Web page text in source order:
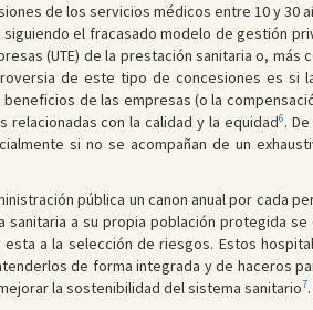
de los servicios médicos entre 10 y
el fracasado modelo de gestión
(UTE) de la prestación sanitaria o,
de este tipo de concesiones es si
de las empresas (o la
con la calidad y la equidad6.
si no se acompañan de un
pública un canon anual por cada
a su propia población protegida
a la selección de riesgos. Estos
de forma integrada y de haceros
la sostenibilidad del sistema sanitario7.